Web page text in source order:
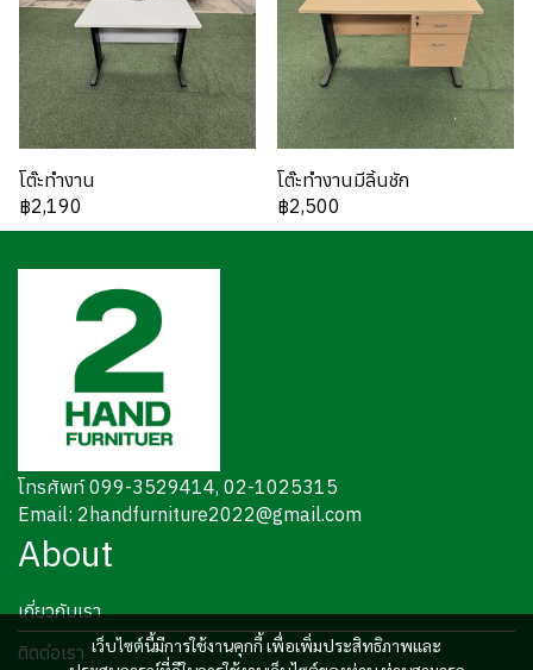
โต๊ะทำงาน
฿2,190
โต๊ะทำงานมีลิ้นชัก
฿2,500
เว็บไซต์นี้มีการใช้งานคุกกี้ เพื่อเพิ่มประสิทธิภาพและ
โทรศัพท์ 099-3529414, 02-1025315
Email: 2handfurniture2022@gmail.com
About
เกี่ยวกับเรา
ติดต่อเรา